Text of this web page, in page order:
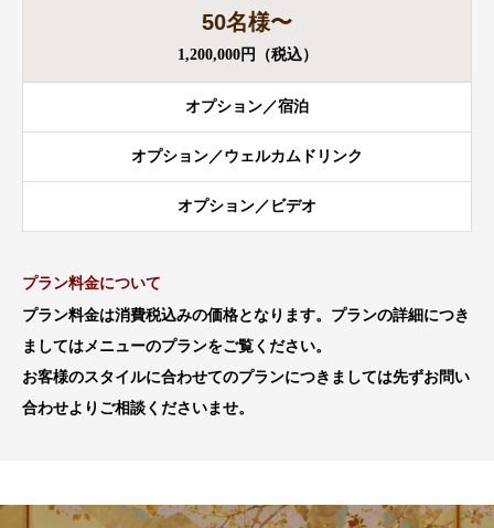
50名様〜
1,200,000円（税込）
オプション／宿泊
オプション／ウェルカムドリンク
オプション／ビデオ
プラン料金について
プラン料金は消費税込みの価格となります。プランの詳細につき
ましてはメニューのプランをご覧ください。
お客様のスタイルに合わせてのプランにつきましては先ずお問い
合わせよりご相談くださいませ。